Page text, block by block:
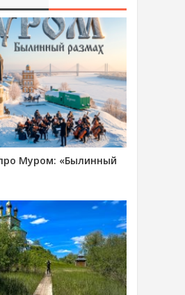
Муром: «Былинный